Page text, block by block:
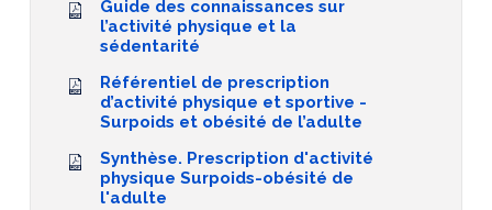
Guide des connaissances sur
l’activité physique et la
sédentarité
Référentiel de prescription
d’activité physique et sportive -
Surpoids et obésité de l’adulte
Synthèse. Prescription d'activité
physique Surpoids-obésité de
l'adulte